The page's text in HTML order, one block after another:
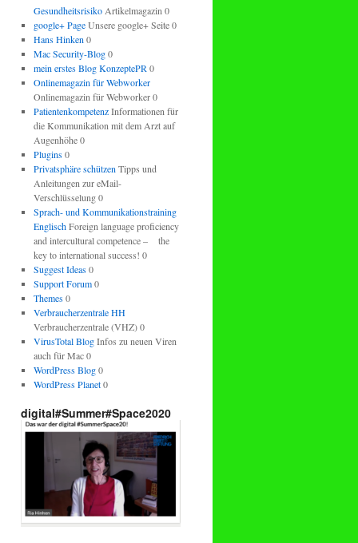
GesundheitsrisikoArtikelmagazin 0
google+ PageUnsere google+ Seite 0
Hans Hinken 0
Mac Security-Blog0
mein erstes Blog KonzeptePR 0
Onlinemagazin für Webworker
Onlinemagazin für Webworker 0
PatientenkompetenzInformationen für
die Kommunikation mit dem Arzt auf
Augenhöhe 0
Plugins0
Privatsphäre schützen Tipps und
Anleitungen zur eMail-
Verschlüsselung 0
Sprach- und Kommunikationstraining
EnglischForeign language proficiency
and intercultural competence – the
key to international success! 0
Suggest Ideas0
Support Forum0
Themes0
Verbraucherzentrale HH
Verbraucherzentrale (VHZ) 0
VirusTotal BlogInfos zu neuen Viren
auch für Mac 0
WordPress Blog0
WordPress Planet0
digital#Summer#Space2020